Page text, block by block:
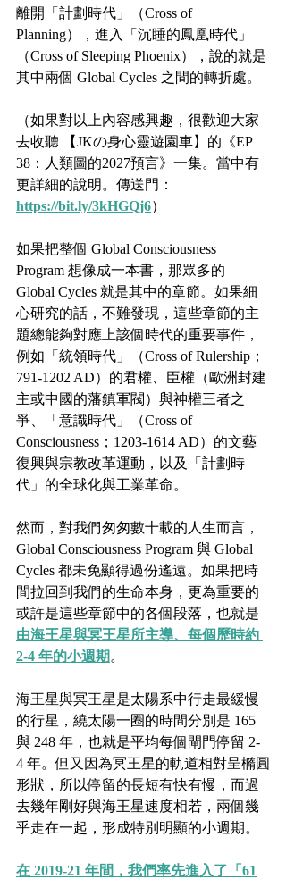
離開「計劃時代」（Cross of
Planning），進入「沉睡的鳳凰時代」
（Cross of Sleeping Phoenix），說的就是
其中兩個 Global Cycles 之間的轉折處。
（如果對以上內容感興趣，很歡迎大家
去收聽 【JKの身心靈遊園車】的《EP
38：人類圖的2027預言》一集。當中有
更詳細的說明。傳送門：
https://bit.ly/3kHGQj6）
如果把整個 Global Consciousness
Program 想像成一本書，那眾多的
Global Cycles 就是其中的章節。如果細
心研究的話，不難發現，這些章節的主
題總能夠對應上該個時代的重要事件，
例如「統領時代」（Cross of Rulership；
791-1202 AD）的君權、臣權（歐洲封建
主或中國的藩鎮軍閥）與神權三者之
爭、「意識時代」（Cross of
Consciousness；1203-1614 AD）的文藝
復興與宗教改革運動，以及「計劃時
代」的全球化與工業革命。
然而，對我們匆匆數十載的人生而言，
Global Consciousness Program 與 Global
Cycles 都未免顯得過份遙遠。如果把時
間拉回到我們的生命本身，更為重要的
或許是這些章節中的各個段落，也就是
由海王星與冥王星所主導、每個歷時約
2-4 年的小週期 。
海王星與冥王星是太陽系中行走最緩慢
的行星，繞太陽一圈的時間分別是 165
與 248 年，也就是平均每個閘門停留 2-
4 年。但又因為冥王星的軌道相對呈橢圓
形狀，所以停留的長短有快有慢，而過
去幾年剛好與海王星速度相若，兩個幾
乎走在一起，形成特別明顯的小週期。
在 2019-21 年間，我們率先進入了「61